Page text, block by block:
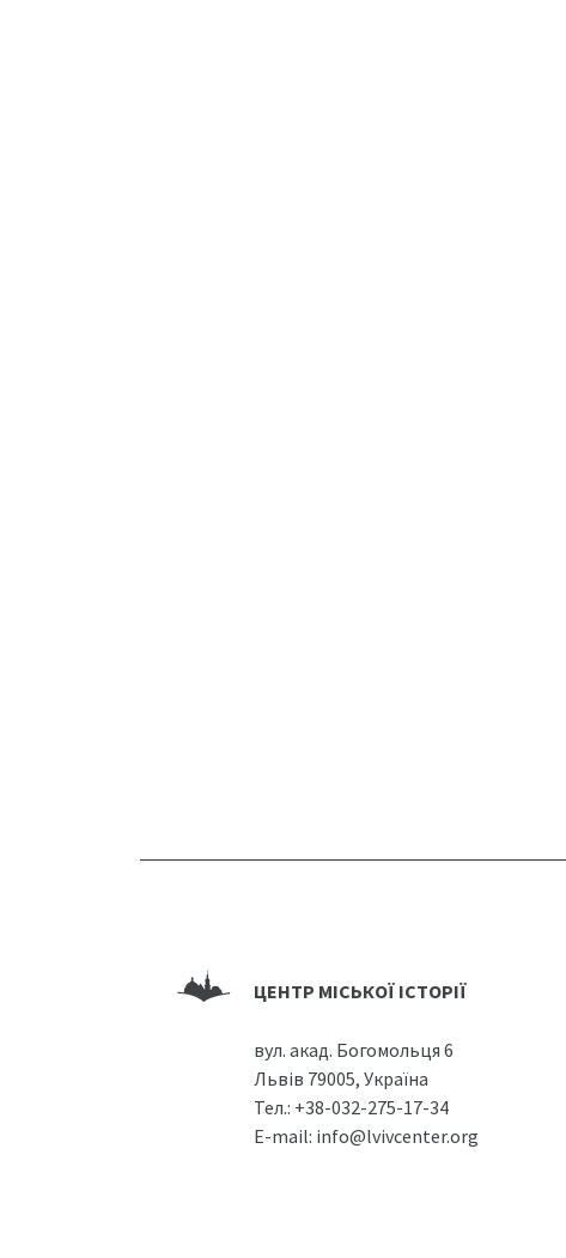
ЦЕНТР МІСЬКОЇ ІСТОРІЇ
вул. акад. Богомольця 6
Львів 79005, Україна
Тел.: +38-032-275-17-34
E-mail: info@lvivcenter.org